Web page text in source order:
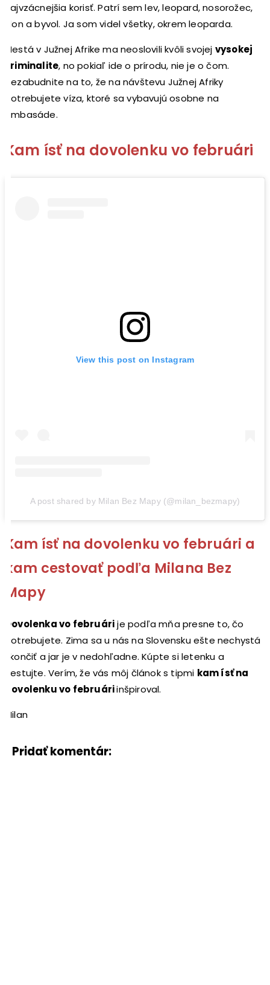
najvzácnejšia korisť. Patrí sem lev, leopard, nosorožec,
slon a byvol. Ja som videl všetky, okrem leoparda.
Mestá v Južnej Afrike ma neoslovili kvôli svojej vysokej
kriminalite, no pokiaľ ide o prírodu, nie je o čom.
Nezabudnite na to, že na návštevu Južnej Afriky
potrebujete víza, ktoré sa vybavujú osobne na
ambasáde.
Kam ísť na dovolenku vo februári
View this post on Instagram
A post shared by Milan Bez Mapy (@milan_bezmapy)
Kam ísť na dovolenku vo februári a
kam cestovať podľa Milana Bez
Mapy
Dovolenka vo februárije podľa mňa presne to, čo
potrebujete. Zima sa u nás na Slovensku ešte nechystá
skončiť a jar je v nedohľadne. Kúpte si letenku a
cestujte. Verím, že vás môj článok s tipmi kam ísť na
dovolenku vo februáriinšpiroval.
Milan
Pridať komentár: